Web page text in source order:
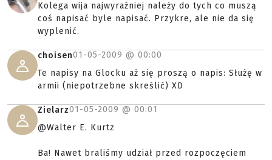
Kolega wija najwyraźniej należy do tych co muszą
coś napisać byle napisać. Przykre, ale nie da się
wyplenić.
choisen01-05-2009 @ 00:00
Te napisy na Glocku aż się proszą o napis: Służę w
armii (niepotrzebne skreślić) XD
Zielarz01-05-2009 @ 00:01
@Walter E. Kurtz
Ba! Nawet braliśmy udział przed rozpoczęciem